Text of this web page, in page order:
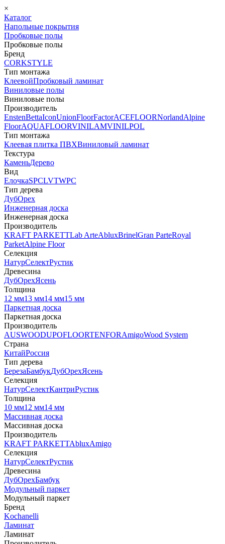
×
Каталог
Напольные покрытия
Пробковые полы
Пробковые полы
Бренд
CORKSTYLE
Тип монтажа
КлеевойПробковый ламинат
Виниловые полы
Виниловые полы
Производитель
EnstenBettaIconUnionFloorFactorACEFLOORNorlandAlpine
FloorAQUAFLOORVINILAMVINILPOL
Тип монтажа
Клеевая плитка ПВХВиниловый ламинат
Текстура
КаменьДерево
Вид
ЕлочкаSPCLVTWPC
Тип дерева
ДубОрех
Инженерная доска
Инженерная доска
Производитель
KRAFT PARKETTLab ArteAbluxBrinelGran ParteRoyal
ParketAlpine Floor
Селекция
НатурСелектРустик
Древесина
ДубОрехЯсень
Толщина
12 мм13 мм14 мм15 мм
Паркетная доска
Паркетная доска
Производитель
AUSWOODUPOFLOORTENFORAmigoWood System
Страна
КитайРоссия
Тип дерева
БерезаБамбукДубОрехЯсень
Селекция
НатурСелектКантриРустик
Толщина
10 мм12 мм14 мм
Массивная доска
Массивная доска
Производитель
KRAFT PARKETTAbluxAmigo
Селекция
НатурСелектРустик
Древесина
ДубОрехБамбук
Модульный паркет
Модульный паркет
Бренд
Kochanelli
Ламинат
Ламинат